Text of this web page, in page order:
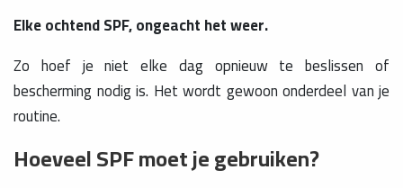
Elke ochtend SPF, ongeacht het weer.
Zo hoef je niet elke dag opnieuw te beslissen of
bescherming nodig is. Het wordt gewoon onderdeel van je
routine.
Hoeveel SPF moet je gebruiken?